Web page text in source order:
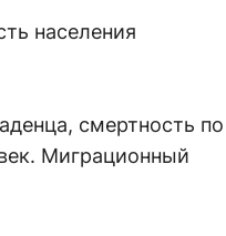
населения
смертность по
Миграционный